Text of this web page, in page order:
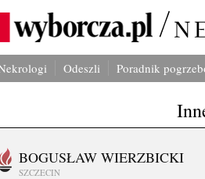
Odeszli Poradnik
BOGUSŁAW WIERZBICKI
SZCZECIN